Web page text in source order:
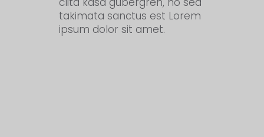
takimata sanctus est Lorem
ipsum dolor sit amet.